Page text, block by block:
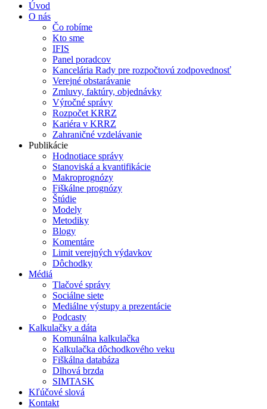
Úvod
O nás
Čo robíme
Kto sme
IFIS
Panel poradcov
Kancelária Rady pre rozpočtovú zodpovednosť
Verejné obstarávanie
Zmluvy, faktúry, objednávky
Výročné správy
Rozpočet KRRZ
Kariéra v KRRZ
Zahraničné vzdelávanie
Publikácie
Hodnotiace správy
Stanoviská a kvantifikácie
Makroprognózy
Fiškálne prognózy
Štúdie
Modely
Metodiky
Blogy
Komentáre
Limit verejných výdavkov
Dôchodky
Médiá
Tlačové správy
Sociálne siete
Mediálne výstupy a prezentácie
Podcasty
Kalkulačky a dáta
Komunálna kalkulačka
Kalkulačka dôchodkového veku
Fiškálna databáza
Dlhová brzda
SIMTASK
Kľúčové slová
Kontakt